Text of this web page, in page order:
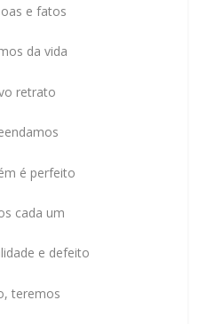
e fatos
da vida
retrato
é perfeito
cada um
e defeito
teremos